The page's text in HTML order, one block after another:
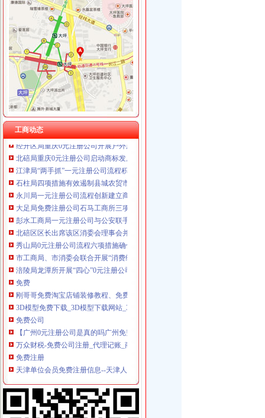
重庆朗熙贷款咨询有限公司 渝南 （工商注册）
重庆奎颜尼商贸有限公司 渝中100万 （工商注册）
重庆慧风涂装材料有限公司 渝高10万 （工商注册）
重庆欧氏科技发展有限公司 渝九50万 （进出口权）
重庆盛旗投资咨询有限公司 渝中10万 （工商注册）
重庆佳技维科技发展有限公司 渝南100万 （进出口权）
上海兆妩贸易有限公司重庆天地分公司 渝中 （工商注册）
工商动态
工商动态
沙坪坝局抓住“五个关键”0元注册公司流程推动重点工作全面开展
铜梁局开展“红盾保春耕”0元注册公司行动有实效
万盛局五项措施加“五一”一元注册公司流程旅游市场管理见成效
高新区局政务信息五化做到“五确保”一元注册公司流程
渝中局重庆0元注册公司突出提高案件质量创新执法质量考核
丰都局0元注册公司流程龙河所四举措全面清理整非煤矿山
荣昌局一元注册公司五大制度加大广告监管工作力度
南岸局重庆0元注册公司四公里工商所推行办案新模式率先实现基层执法能力指
北碚局重庆一元注册公司三措并举深入开展大讨论
经开区局重庆0元注册公司开展户外广告专项清理取得成效
北碚局重庆0元注册公司启动商标发展战略为宣周造势
江津局“两手抓”一元注册公司流程积构建食品安全监管长效机制
石柱局四项措施有效遏制县城农贸市0元注册公司场牛肉注水行为
永川局一元注册公司流程创新建立商标战略服务制度成效显著
大足局免费注册公司石马工商所三项措施清理整顿户外广告
彭水工商局一元注册公司与公安联手整辖区旅馆业
北碚区区长出席该区消委会理事会并提出工作要求
秀山局0元注册公司流程六项措施确保3.15活动顺利开展
市工商局、市消委会联合开展“消费维权贡献”一元注册公司流程评选活动
涪陵局龙潭所开展“四心”0元注册公司流程工作服务弱势群体造群众满意工商
免费
刚哥哥免费淘宝店铺装修教程、免费淘宝店铺装修模板、免费网店装修
3D模型免费下载_3D模型下载网站_3d模型库免费下载_一米八3d模型网
免费公司
【广州0元注册公司是真的吗广州免费公司可信吗】价格,厂家,公司
万众财税-免费公司注册_代理记账_商标注册_企业成长伙伴
免费注册
天津单位会员免费注册信息--天津人才热线
免费注册即送白菜|免费注册即送白菜进不去|免费注册即送白菜场
免费注册公司流程
【2017注册公司流程及费用-无地址公司注册-代办营业执照】-力众财务
工程公司注册流程